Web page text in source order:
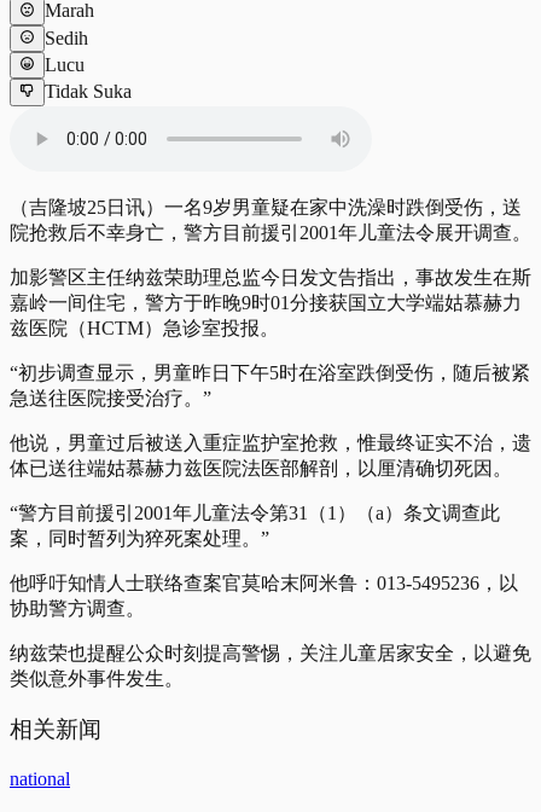
Marah
Sedih
Lucu
Tidak Suka
（吉隆坡25日讯）一名9岁男童疑在家中洗澡时跌倒受伤，送
院抢救后不幸身亡，警方目前援引2001年儿童法令展开调查。
加影警区主任纳兹荣助理总监今日发文告指出，事故发生在斯
嘉岭一间住宅，警方于昨晚9时01分接获国立大学端姑慕赫力
兹医院（HCTM）急诊室投报。
“初步调查显示，男童昨日下午5时在浴室跌倒受伤，随后被紧
急送往医院接受治疗。”
他说，男童过后被送入重症监护室抢救，惟最终证实不治，遗
体已送往端姑慕赫力兹医院法医部解剖，以厘清确切死因。
“警方目前援引2001年儿童法令第31（1）（a）条文调查此
案，同时暂列为猝死案处理。”
他呼吁知情人士联络查案官莫哈末阿米鲁：013-5495236，以
协助警方调查。
纳兹荣也提醒公众时刻提高警惕，关注儿童居家安全，以避免
类似意外事件发生。
相关新闻
national